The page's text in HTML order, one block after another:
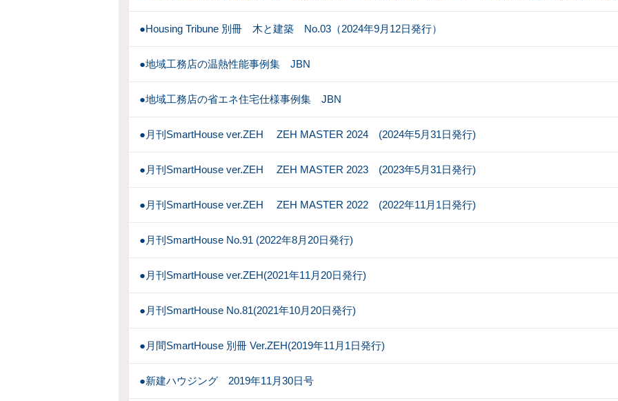
●Housing Tribune 別冊 木と建築 No.03（2024年9月12日発行）
●地域工務店の温熱性能事例集 JBN
●地域工務店の省エネ住宅仕様事例集 JBN
●月刊SmartHouse ver.ZEH ZEH MASTER 2024 (2024年5月31日発行)
●月刊SmartHouse ver.ZEH ZEH MASTER 2023 (2023年5月31日発行)
●月刊SmartHouse ver.ZEH ZEH MASTER 2022 (2022年11月1日発行)
●月刊SmartHouse No.91 (2022年8月20日発行)
●月刊SmartHouse ver.ZEH(2021年11月20日発行)
●月刊SmartHouse No.81(2021年10月20日発行)
●月間SmartHouse 別冊 Ver.ZEH(2019年11月1日発行)
●新建ハウジング 2019年11月30日号